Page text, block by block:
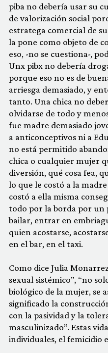
piba no debería usar su
de valorización social
estratega comercial de
la pone como objeto de
eso, -no se cuestiona-,
Unx pibx no debería
porque eso no es de
arriesga demasiado, y
tanto. Una chica no
olvidarse de todo y
fue madre demasiado
a anticonceptivos ni a
no está permitido
chica o cualquier mujer
diversión, qué cosa fea,
lo que le costó a la
costó a ella misma
todo por la borda por un
bailar, entrar en
quien acostarse,
en el bar, en el taxi.
Como dice Julia
sexual sistémico”, “no
biológico de la mujer, se
significado la
con la pasividad y la
masculinizado”. Estas
individuales, el femicidio